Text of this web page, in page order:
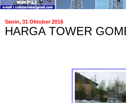
Senin, 31 Oktober 2016
HARGA TOWER